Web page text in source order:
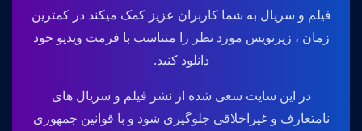
فیلم و سریال به شما کاربران عزیز کمک میکند در کمترین
زمان ، زیرنویس مورد نظر را متناسب با فرمت ویدیو خود
دانلود کنید.
در این سایت سعی شده از نشر فیلم و سریال های
نامتعارف و غیراخلاقی جلوگیری شود و با قوانین جمهوری